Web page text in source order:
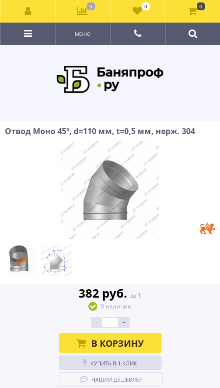
МЕНЮ
Отвод Моно 45º, d=110 мм, t=0,5 мм, нерж. 304
382 руб. за 1
В наличии
-
+
В КОРЗИНУ
КУПИТЬ В 1 КЛИК
НАШЛИ ДЕШЕВЛЕ?
0 0 0